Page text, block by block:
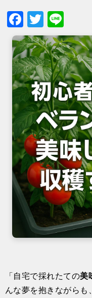
Facebook
Twitter
「自宅で採れたての美
んな夢を抱きながら